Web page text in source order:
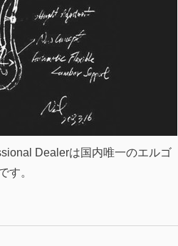
Dealerは国内唯一のエルゴ
す。